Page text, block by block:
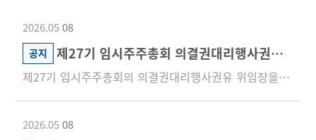
2026.0508
공지 제27기 임시주주총회 의결권대리행사권유 위임장 배포
제27기 임시주주총회의 의결권대리행사권유 위임장을 첨부와 같이 배포합니다.첨부 파일을 클릭하면 PDF파일로 다운받...
2026.0508